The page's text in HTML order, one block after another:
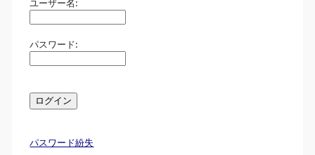
ユーザー名:
パスワード:
パスワード紛失